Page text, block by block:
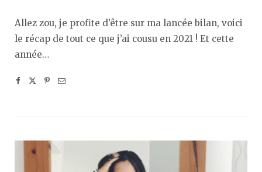
Allez zou, je profite d’être sur ma lancée bilan, voici
le récap de tout ce que j’ai cousu en 2021 ! Et cette
année…